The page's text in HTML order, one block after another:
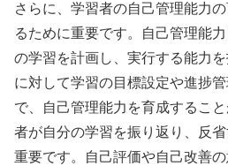
さらに、学習者の自己管理能力
るために重要です。自己管理能
の学習を計画し、実行する能力
に対して学習の目標設定や進捗
で、自己管理能力を育成するこ
者が自分の学習を振り返り、反
重要です。自己評価や自己改善